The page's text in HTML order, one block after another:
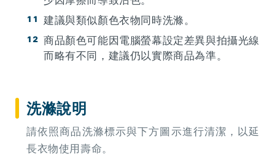
建議與類似顏色衣物同時洗滌。
商品顏色可能因電腦螢幕設定差異與拍攝光線
而略有不同，建議仍以實際商品為準。
洗滌說明
請依照商品洗滌標示與下方圖示進行清潔，以延
長衣物使用壽命。